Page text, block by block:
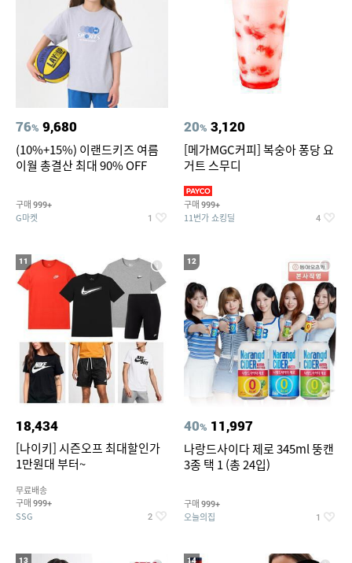
76% 9,680
(10%+15%) 이랜드키즈 여름
이월 총결산 최대 90% OFF
구매 999+
G마켓 1
20% 3,120
[메가MGC커피] 복숭아 퐁당 요
거트 스무디
구매 999+
11번가 쇼킹딜 4
11
18,434
[나이키] 시즌오프 최대할인가
1만원대 부터~
무료배송
구매 999+
SSG 2
12
40% 11,997
나랑드사이다 제로 345ml 뚱캔
3종 택 1 (총 24입)
구매 999+
오늘의집 1
13 14